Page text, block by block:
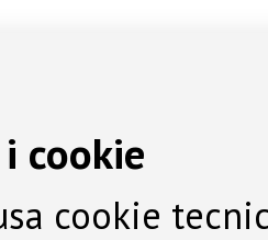
cookie
cookie